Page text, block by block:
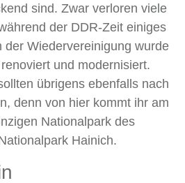
sind. Zwar verloren viele
der DDR-Zeit einiges
der Wiedervereinigung wurde
und modernisiert.
übrigens ebenfalls nach
denn von hier kommt ihr am
Nationalpark des
Hainich.